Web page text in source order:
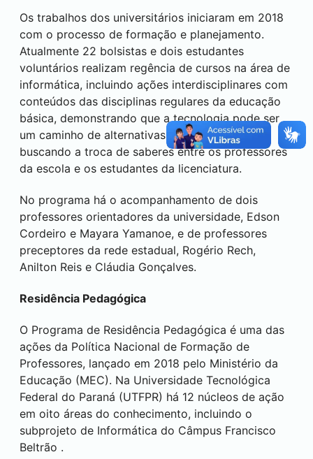
Os trabalhos dos universitários iniciaram em 2018
com o processo de formação e planejamento.
Atualmente 22 bolsistas e dois estudantes
voluntários realizam regência de cursos na área de
informática, incluindo ações interdisciplinares com
conteúdos das disciplinas regulares da educação
básica, demonstrando que a tecnologia pode ser
um caminho de alternativas metodológicas,
buscando a troca de saberes entre os professores
da escola e os estudantes da licenciatura.
No programa há o acompanhamento de dois
professores orientadores da universidade, Edson
Cordeiro e Mayara Yamanoe, e de professores
preceptores da rede estadual, Rogério Rech,
Anilton Reis e Cláudia Gonçalves.
Residência Pedagógica
O Programa de Residência Pedagógica é uma das
ações da Política Nacional de Formação de
Professores, lançado em 2018 pelo Ministério da
Educação (MEC). Na Universidade Tecnológica
Federal do Paraná (UTFPR) há 12 núcleos de ação
em oito áreas do conhecimento, incluindo o
subprojeto de Informática do Câmpus Francisco
Beltrão .